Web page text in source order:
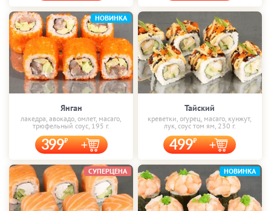
Янган
лакедра, авокадо, омлет, масаго,
трюфельный соус, 195 г.
399
НОВИНКА
Тайский
креветки, огурец, масаго, кунжут,
лук, соус том ям, 230 г.
499
СУПЕРЦЕНА НОВИНКА